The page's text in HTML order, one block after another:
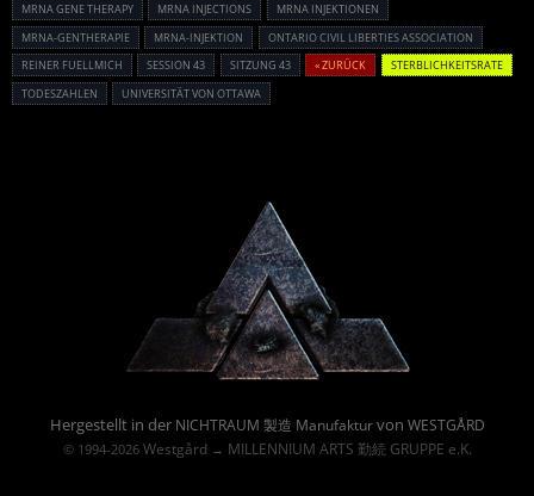
MRNA GENE THERAPY
MRNA INJECTIONS
MRNA INJEKTIONEN
MRNA-GENTHERAPIE
MRNA-INJEKTION
ONTARIO CIVIL LIBERTIES ASSOCIATION
REINER FUELLMICH
SESSION 43 SITZUNG 43 « ZURÜCK
STERBLICHKEITSRATE
TODESZAHLEN
UNIVERSITÄT VON OTTAWA
Hergestellt in der NICHTRAUM 製造 Manufakturvon WESTGÅRD
© 1994-2026 Westgård→ MILLENNIUM ARTS 勤続 GRUPPE e.K.
Powered By :